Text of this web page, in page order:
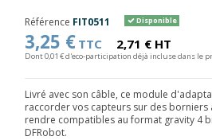
Référence FIT0511 Disponible
3,25 € TTC 2,71 € HT
Dont 0,01 € d'eco-participation déjà incluse dans le
Livré avec son câble, ce module
raccorder vos capteurs sur des borniers
rendre compatibles au format gravity 4
DFRobot.